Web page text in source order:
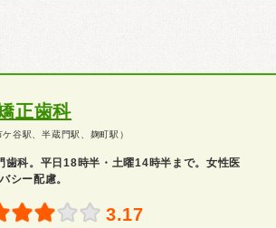
正歯科
谷駅、半蔵門駅、麹町駅）
歯科。平日18時半・土曜14時半まで。女性医
シー配慮。
3.17